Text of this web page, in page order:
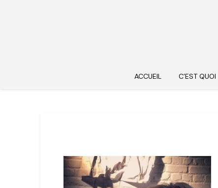
ACCUEIL C’EST QUOI